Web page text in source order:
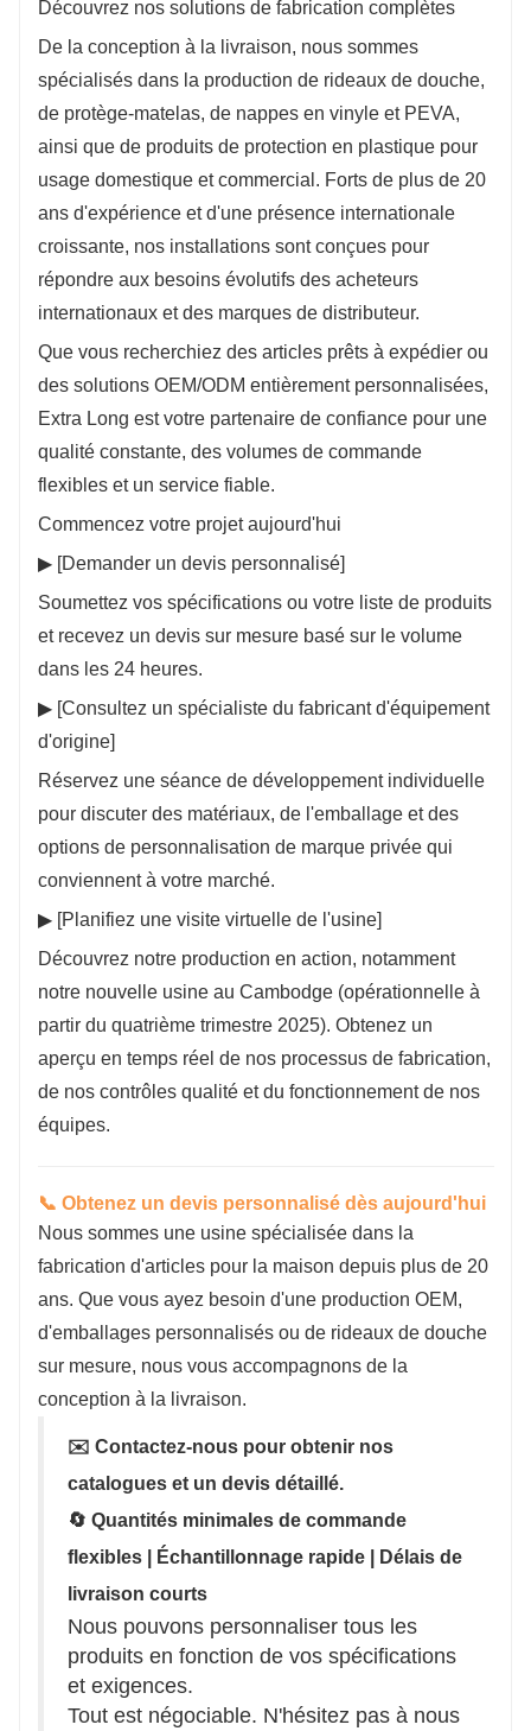
Découvrez nos solutions de fabrication complètes
De la conception à la livraison, nous sommes
spécialisés dans la production de rideaux de douche,
de protège-matelas, de nappes en vinyle et PEVA,
ainsi que de produits de protection en plastique pour
usage domestique et commercial. Forts de plus de 20
ans d'expérience et d'une présence internationale
croissante, nos installations sont conçues pour
répondre aux besoins évolutifs des acheteurs
internationaux et des marques de distributeur.
Que vous recherchiez des articles prêts à expédier ou
des solutions OEM/ODM entièrement personnalisées,
Extra Long est votre partenaire de confiance pour une
qualité constante, des volumes de commande
flexibles et un service fiable.
Commencez votre projet aujourd'hui
▶ [Demander un devis personnalisé]
Soumettez vos spécifications ou votre liste de produits
et recevez un devis sur mesure basé sur le volume
dans les 24 heures.
▶ [Consultez un spécialiste du fabricant d'équipement
d'origine]
Réservez une séance de développement individuelle
pour discuter des matériaux, de l'emballage et des
options de personnalisation de marque privée qui
conviennent à votre marché.
▶ [Planifiez une visite virtuelle de l'usine]
Découvrez notre production en action, notamment
notre nouvelle usine au Cambodge (opérationnelle à
partir du quatrième trimestre 2025). Obtenez un
aperçu en temps réel de nos processus de fabrication,
de nos contrôles qualité et du fonctionnement de nos
équipes.
📞 Obtenez un devis personnalisé dès aujourd'hui
Nous sommes une usine spécialisée dans la
fabrication d'articles pour la maison depuis plus de 20
ans. Que vous ayez besoin d'une production OEM,
d'emballages personnalisés ou de rideaux de douche
sur mesure, nous vous accompagnons de la
conception à la livraison.
✉️ Contactez-nous pour obtenir nos
catalogues et un devis détaillé.
🔄 Quantités minimales de commande
flexibles | Échantillonnage rapide | Délais de
livraison courts
Nous pouvons personnaliser tous les
produits en fonction de vos spécifications
et exigences.
Tout est négociable. N'hésitez pas à nous